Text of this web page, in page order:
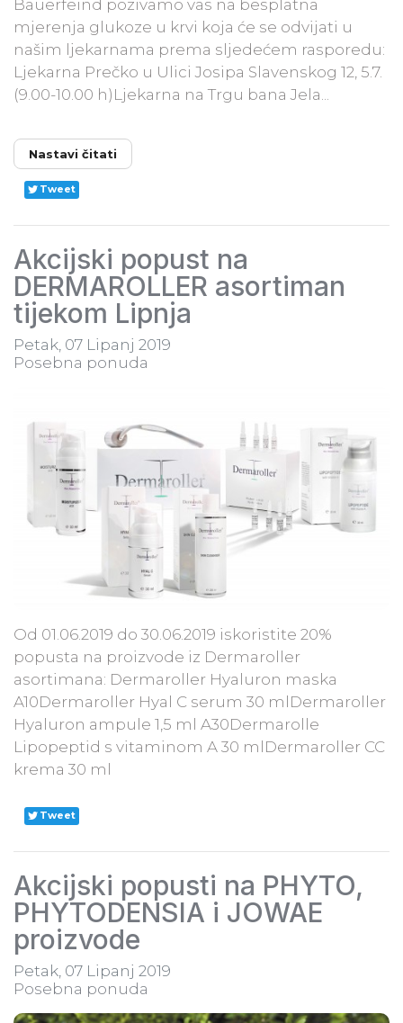
Bauerfeind pozivamo vas na besplatna
mjerenja glukoze u krvi koja će se odvijati u
našim ljekarnama prema sljedećem rasporedu:
Ljekarna Prečko u Ulici Josipa Slavenskog 12, 5.7.
(9.00-10.00 h)Ljekarna na Trgu bana Jela...
Nastavi čitati
Tweet
Akcijski popust na
DERMAROLLER asortiman
tijekom Lipnja
Petak, 07 Lipanj 2019
Posebna ponuda
Od 01.06.2019 do 30.06.2019 iskoristite 20%
popusta na proizvode iz Dermaroller
asortimana: Dermaroller Hyaluron maska
A10Dermaroller Hyal C serum 30 mlDermaroller
Hyaluron ampule 1,5 ml A30Dermarolle
Lipopeptid s vitaminom A 30 mlDermaroller CC
krema 30 ml
Tweet
Akcijski popusti na PHYTO,
PHYTODENSIA i JOWAE
proizvode
Petak, 07 Lipanj 2019
Posebna ponuda